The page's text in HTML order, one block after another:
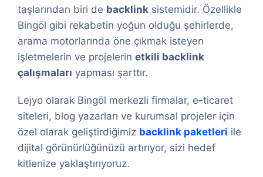
taşlarından biri de backlink sistemidir. Özellikle
Bingöl gibi rekabetin yoğun olduğu şehirlerde,
arama motorlarında öne çıkmak isteyen
işletmelerin ve projelerin etkili backlink
çalışmaları yapması şarttır.
Lejyo olarak Bingöl merkezli firmalar, e-ticaret
siteleri, blog yazarları ve kurumsal projeler için
özel olarak geliştirdiğimiz backlink paketleri ile
dijital görünürlüğünüzü artırıyor, sizi hedef
kitlenize yaklaştırıyoruz.